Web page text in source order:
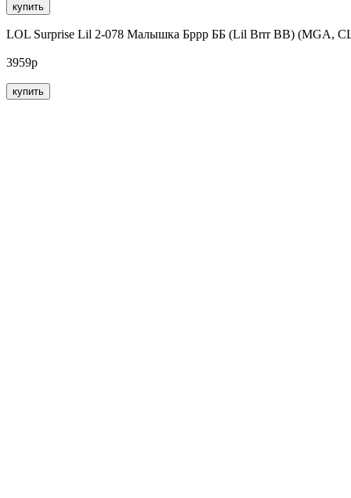
купить
LOL Surprise Lil 2-078 Малышка Бррр ББ (Lil Brrr BB) (MGA,
3959р
купить